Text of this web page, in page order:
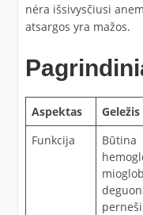
nėra išsivysčiusi
atsargos yra mažos.
Aspektas Geležis
Funkcija
Būtina